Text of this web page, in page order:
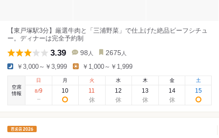
【東戸塚駅3分】厳選牛肉と「三浦野菜」で仕上げた絶品ビーフシチュ
ー。ディナーは完全予約制
3.39 98 人 2675 人
￥3,000～￥3,999 ￥1,000～￥1,999
空席
情報
日
8/9
月
10
火
11
水
12
木
13
金
14
土
15